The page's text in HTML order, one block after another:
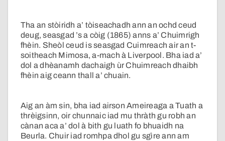
Tha an stòiridh a’ tòiseachadh ann an ochd ceud
deug, seasgad ’s a còig (1865) anns a’ Chuimrigh
fhèin. Sheòl ceud is seasgad Cuimreach air an t-
soitheach Mimosa, a-mach à Liverpool. Bha iad a’
dol a dhèanamh dachaigh ùr Chuimreach dhaibh
fhèin aig ceann thall a’ chuain.
Aig an àm sin, bha iad airson Ameireaga a Tuath a
thrèigsinn, oir chunnaic iad mu thràth gu robh an
cànan aca a’ dol à bith gu luath fo bhuaidh na
Beurla. Chuir iad romhpa dhol gu sgìre ann am